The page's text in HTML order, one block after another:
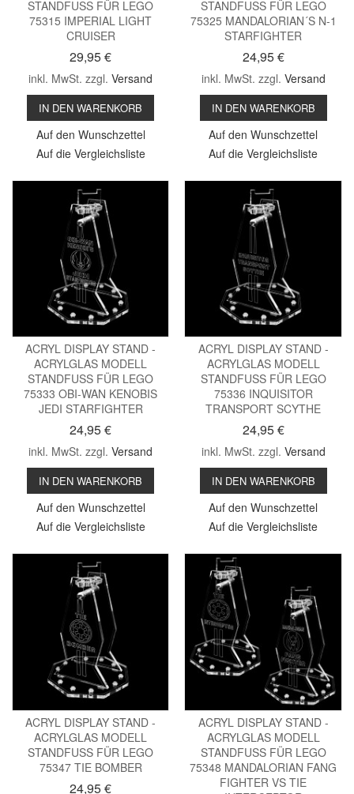
STANDFUSS FÜR LEGO
75315 IMPERIAL LIGHT
CRUISER
29,95 €
inkl. MwSt. zzgl.Versand
IN DEN WARENKORB
Auf den Wunschzettel
Auf die Vergleichsliste
STANDFUSS FÜR LEGO
75325 MANDALORIAN´S N-1
STARFIGHTER
24,95 €
inkl. MwSt. zzgl. Versand
IN DEN WARENKORB
Auf den Wunschzettel
Auf die Vergleichsliste
ACRYL DISPLAY STAND -
ACRYLGLAS MODELL
STANDFUSS FÜR LEGO
75333 OBI-WAN KENOBIS
JEDI STARFIGHTER
24,95 €
inkl. MwSt. zzgl.Versand
IN DEN WARENKORB
Auf den Wunschzettel
Auf die Vergleichsliste
ACRYL DISPLAY STAND -
ACRYLGLAS MODELL
STANDFUSS FÜR LEGO
75336 INQUISITOR
TRANSPORT SCYTHE
24,95 €
inkl. MwSt. zzgl. Versand
IN DEN WARENKORB
Auf den Wunschzettel
Auf die Vergleichsliste
ACRYL DISPLAY STAND -
ACRYLGLAS MODELL
STANDFUSS FÜR LEGO
75347 TIE BOMBER
24,95 €
ACRYL DISPLAY STAND -
ACRYLGLAS MODELL
STANDFUSS FÜR LEGO
75348 MANDALORIAN FANG
FIGHTER VS TIE